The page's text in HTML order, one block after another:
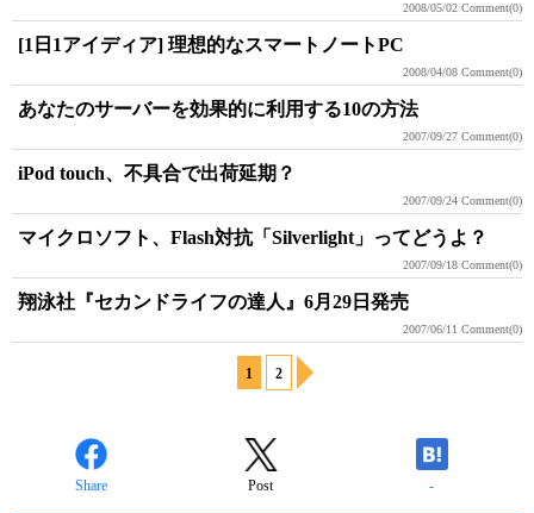
2008/05/02 Comment(0)
[1日1アイディア] 理想的なスマートノートPC
2008/04/08 Comment(0)
あなたのサーバーを効果的に利用する10の方法
2007/09/27 Comment(0)
iPod touch、不具合で出荷延期？
2007/09/24 Comment(0)
マイクロソフト、Flash対抗「Silverlight」ってどうよ？
2007/09/18 Comment(0)
翔泳社『セカンドライフの達人』6月29日発売
2007/06/11 Comment(0)
1 2
Share Post -